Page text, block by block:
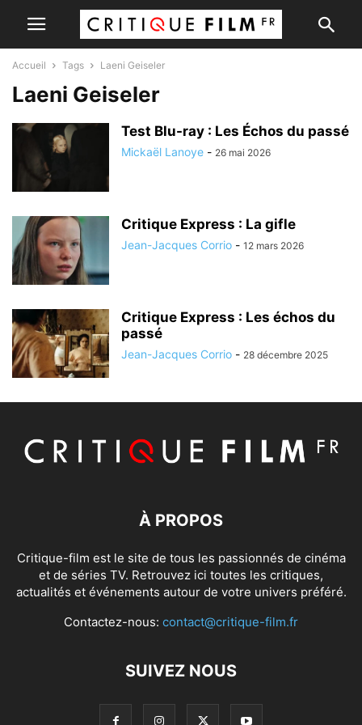
Accueil Tags Laeni Geiseler
Laeni Geiseler
Test Blu-ray : Les Échos du passé
Mickaël Lanoye - 26 mai 2026
Critique Express : La gifle
Jean-Jacques Corrio - 12 mars 2026
Critique Express : Les échos du
passé
Jean-Jacques Corrio - 28 décembre 2025
À PROPOS
Critique-film est le site de tous les passionnés de cinéma
et de séries TV. Retrouvez ici toutes les critiques,
actualités et événements autour de votre univers préféré.
Contactez-nous: contact@critique-film.fr
SUIVEZ NOUS